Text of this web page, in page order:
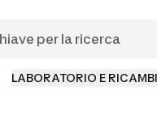
LABORATORIO E RICAMBI